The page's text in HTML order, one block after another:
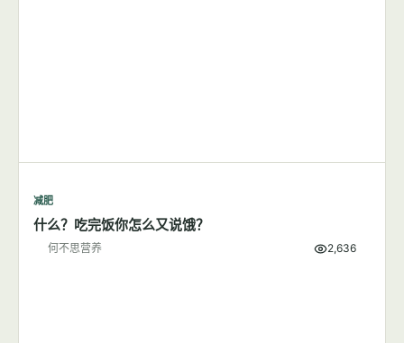
减肥
什么？吃完饭你怎么又说饿？
何不思营养 2,636